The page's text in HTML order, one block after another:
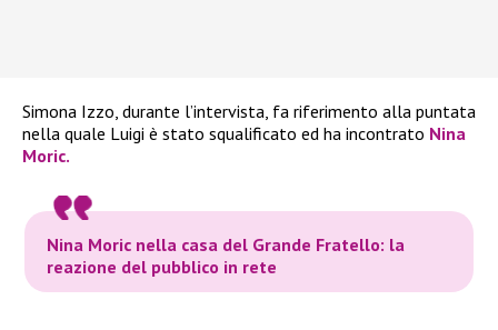
Simona Izzo, durante l’intervista, fa riferimento alla puntata
nella quale Luigi è stato squalificato ed ha incontrato Nina
Moric.
Nina Moric nella casa del Grande Fratello: la
reazione del pubblico in rete